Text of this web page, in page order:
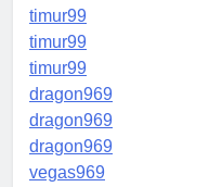
timur99
timur99
timur99
dragon969
dragon969
dragon969
vegas969